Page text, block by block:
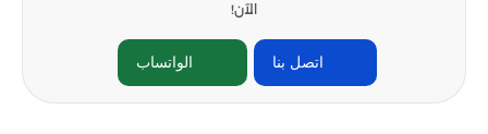
الآن!
اتصل بنا الواتساب